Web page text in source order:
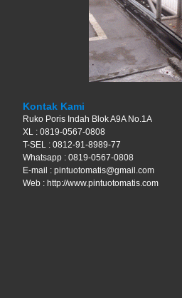
Kontak Kami
Ruko Poris Indah Blok A9A No.1A
XL : 0819-0567-0808
T-SEL : 0812-91-8989-77
Whatsapp : 0819-0567-0808
E-mail : pintuotomatis@gmail.com
Web : http://www.pintuotomatis.com